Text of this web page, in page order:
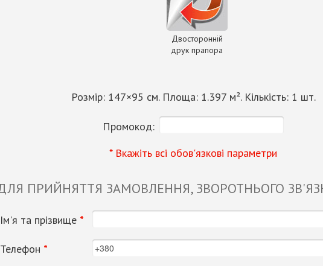
Двосторонній
друк прапора
Розмір: 147×95 см. Площа: 1.397м². Кількість: 1 шт.
Промокод:
* Вкажіть всі обов'язкові параметри
ПРИЙНЯТТЯ ЗАМОВЛЕННЯ, ЗВОРОТНЬОГО
Ім'я та прізвище *
Телефон *